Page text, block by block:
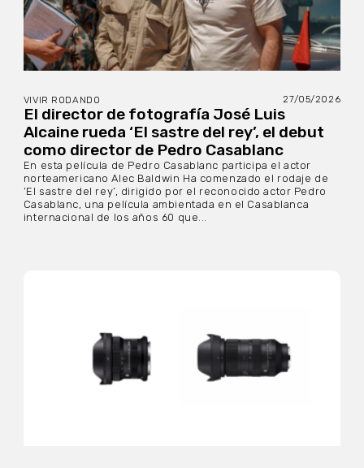
VIVIR RODANDO 27/05/2026
El director de fotografía José Luis
Alcaine rueda ‘El sastre del rey’, el debut
como director de Pedro Casablanc
En esta película de Pedro Casablanc participa el actor
norteamericano Alec Baldwin Ha comenzado el rodaje de
‘El sastre del rey’, dirigido por el reconocido actor Pedro
Casablanc, una película ambientada en el Casablanca
internacional de los años 60 que...